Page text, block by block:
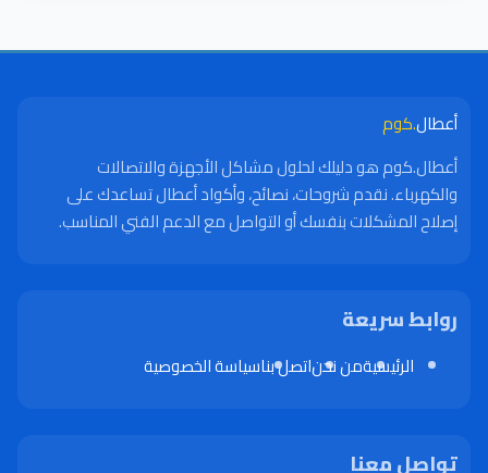
أعطال.كوم
أعطال.كوم هو دليلك لحلول مشاكل الأجهزة والاتصالات
والكهرباء. نقدم شروحات، نصائح، وأكواد أعطال تساعدك على
إصلاح المشكلات بنفسك أو التواصل مع الدعم الفني المناسب.
روابط سريعة
الرئيسيةمن نحناتصل بناسياسة الخصوصية
تواصل معنا